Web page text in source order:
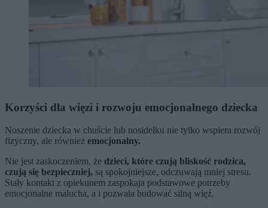
Korzyści dla więzi i rozwoju emocjonalnego dziecka
Noszenie dziecka w chuście lub nosidełku nie tylko wspiera rozwój
fizyczny, ale również emocjonalny.
Nie jest zaskoczeniem, że dzieci, które czują bliskość rodzica,
czują się bezpieczniej, są spokojniejsze, odczuwają mniej stresu.
Stały kontakt z opiekunem zaspokaja podstawowe potrzeby
emocjonalne malucha, a i pozwala budować silną więź.